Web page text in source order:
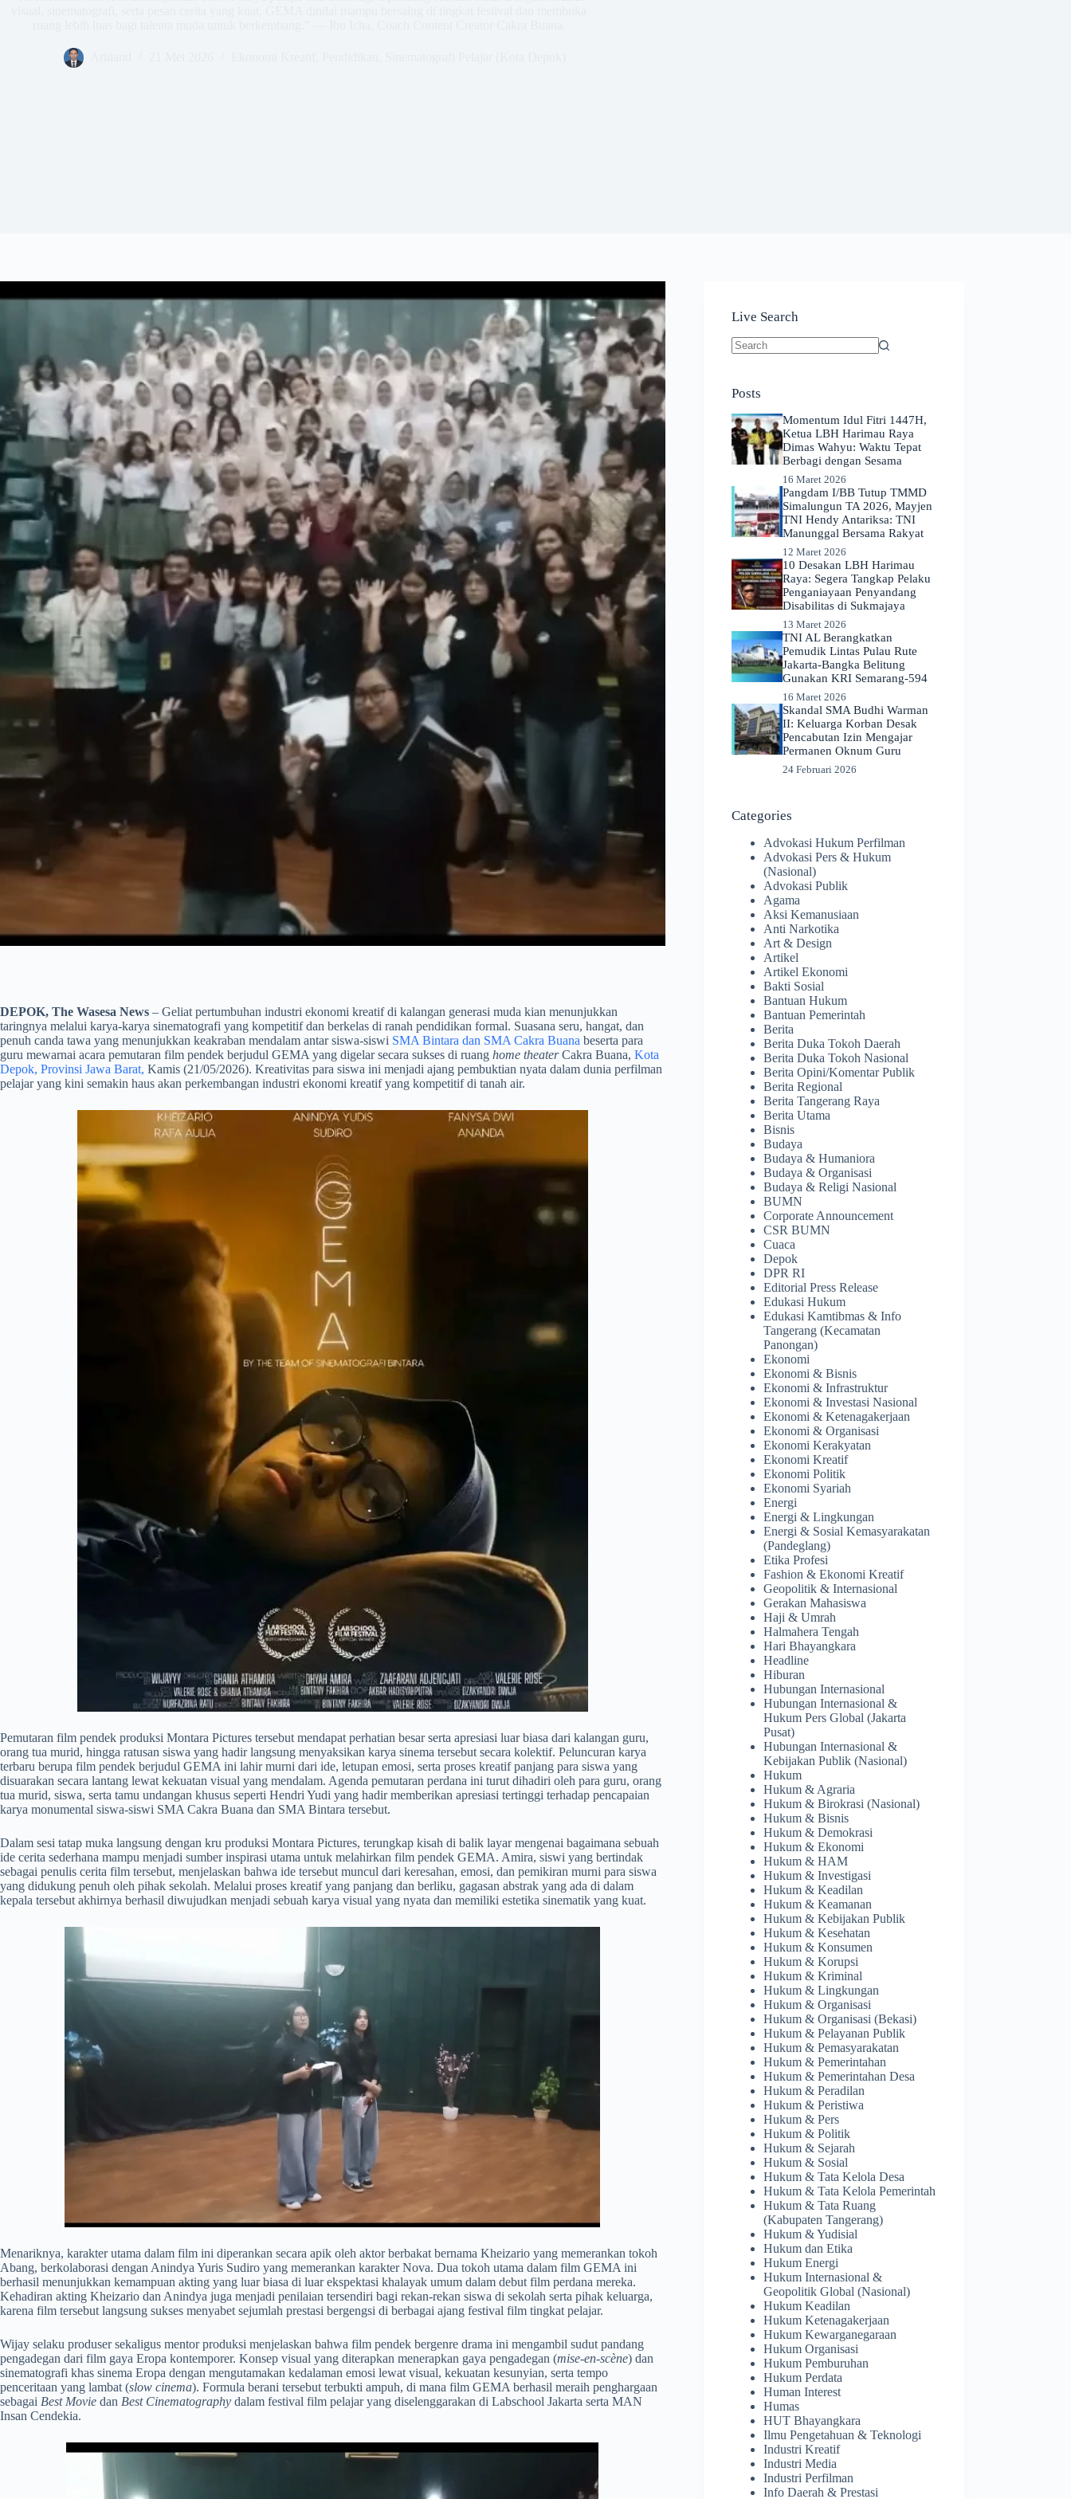
DEPOK, The Wasesa News – Geliat pertumbuhan industri ekonomi kreatif di kalangan generasi muda kian menunjukkan
taringnya melalui karya-karya sinematografi yang kompetitif dan berkelas di ranah pendidikan formal. Suasana seru, hangat, dan
penuh canda tawa yang menunjukkan keakraban mendalam antar siswa-siswi SMA Bintara dan SMA Cakra Buana beserta para
guru mewarnai acara pemutaran film pendek berjudul GEMA yang digelar secara sukses di ruang home theaterCakra Buana, Kota
Depok, Provinsi Jawa Barat, Kamis (21/05/2026). Kreativitas para siswa ini menjadi ajang pembuktian nyata dalam dunia perfilman
pelajar yang kini semakin haus akan perkembangan industri ekonomi kreatif yang kompetitif di tanah air.
​Pemutaran film pendek produksi Montara Pictures tersebut mendapat perhatian besar serta apresiasi luar biasa dari kalangan guru,
orang tua murid, hingga ratusan siswa yang hadir langsung menyaksikan karya sinema tersebut secara kolektif. Peluncuran karya
terbaru berupa film pendek berjudul GEMA ini lahir murni dari ide, letupan emosi, serta proses kreatif panjang para siswa yang
disuarakan secara lantang lewat kekuatan visual yang mendalam. Agenda pemutaran perdana ini turut dihadiri oleh para guru, orang
tua murid, siswa, serta tamu undangan khusus seperti Hendri Yudi yang hadir memberikan apresiasi tertinggi terhadap pencapaian
karya monumental siswa-siswi SMA Cakra Buana dan SMA Bintara tersebut.
​Dalam sesi tatap muka langsung dengan kru produksi Montara Pictures, terungkap kisah di balik layar mengenai bagaimana sebuah
ide cerita sederhana mampu menjadi sumber inspirasi utama untuk melahirkan film pendek GEMA. Amira, siswi yang bertindak
sebagai penulis cerita film tersebut, menjelaskan bahwa ide tersebut muncul dari keresahan, emosi, dan pemikiran murni para siswa
yang didukung penuh oleh pihak sekolah. Melalui proses kreatif yang panjang dan berliku, gagasan abstrak yang ada di dalam
kepala tersebut akhirnya berhasil diwujudkan menjadi sebuah karya visual yang nyata dan memiliki estetika sinematik yang kuat.
​Menariknya, karakter utama dalam film ini diperankan secara apik oleh aktor berbakat bernama Kheizario yang memerankan tokoh
Abang, berkolaborasi dengan Anindya Yuris Sudiro yang memerankan karakter Nova. Dua tokoh utama dalam film GEMA ini
berhasil menunjukkan kemampuan akting yang luar biasa di luar ekspektasi khalayak umum dalam debut film perdana mereka.
Kehadiran akting Kheizario dan Anindya juga menjadi penilaian tersendiri bagi rekan-rekan siswa di sekolah serta pihak keluarga,
karena film tersebut langsung sukses menyabet sejumlah prestasi bergengsi di berbagai ajang festival film tingkat pelajar.
​Wijay selaku produser sekaligus mentor produksi menjelaskan bahwa film pendek bergenre drama ini mengambil sudut pandang
pengadegan dari film gaya Eropa kontemporer. Konsep visual yang diterapkan menerapkan gaya pengadegan (mise-en-scène) dan
sinematografi khas sinema Eropa dengan mengutamakan kedalaman emosi lewat visual, kekuatan kesunyian, serta tempo
penceritaan yang lambat (slow cinema). Formula berani tersebut terbukti ampuh, di mana film GEMA berhasil meraih penghargaan
sebagai Best Movie dan Best Cinematography dalam festival film pelajar yang diselenggarakan di Labschool Jakarta serta MAN
Insan Cendekia.
Live Search
Posts
Momentum Idul Fitri 1447H,
Ketua LBH Harimau Raya
Dimas Wahyu: Waktu Tepat
Berbagi dengan Sesama
16 Maret 2026
Pangdam I/BB Tutup TMMD
Simalungun TA 2026, Mayjen
TNI Hendy Antariksa: TNI
Manunggal Bersama Rakyat
12 Maret 2026
​10 Desakan LBH Harimau
Raya: Segera Tangkap Pelaku
Penganiayaan Penyandang
Disabilitas di Sukmajaya
13 Maret 2026
TNI AL Berangkatkan
Pemudik Lintas Pulau Rute
Jakarta-Bangka Belitung
Gunakan KRI Semarang-594
16 Maret 2026
Skandal SMA Budhi Warman
II: Keluarga Korban Desak
Pencabutan Izin Mengajar
Permanen Oknum Guru
24 Februari 2026
Categories
Advokasi Hukum Perfilman
Advokasi Pers & Hukum
(Nasional)
Advokasi Publik
Agama
Aksi Kemanusiaan
Anti Narkotika
Art & Design
Artikel
Artikel Ekonomi
Bakti Sosial
Bantuan Hukum
Bantuan Pemerintah
Berita
Berita Duka Tokoh Daerah
Berita Duka Tokoh Nasional
Berita Opini/Komentar Publik
Berita Regional
Berita Tangerang Raya
Berita Utama
Bisnis
Budaya
Budaya & Humaniora
Budaya & Organisasi
Budaya & Religi Nasional
BUMN
Corporate Announcement
CSR BUMN
Cuaca
Depok
DPR RI
Editorial Press Release
Edukasi Hukum
Edukasi Kamtibmas & Info
Tangerang (Kecamatan
Panongan)
Ekonomi
Ekonomi & Bisnis
Ekonomi & Infrastruktur
Ekonomi & Investasi Nasional
Ekonomi & Ketenagakerjaan
Ekonomi & Organisasi
Ekonomi Kerakyatan
Ekonomi Kreatif
Ekonomi Politik
Ekonomi Syariah
Energi
Energi & Lingkungan
Energi & Sosial Kemasyarakatan
(Pandeglang)
Etika Profesi
Fashion & Ekonomi Kreatif
Geopolitik & Internasional
Gerakan Mahasiswa
Haji & Umrah
Halmahera Tengah
Hari Bhayangkara
Headline
Hiburan
Hubungan Internasional
Hubungan Internasional &
Hukum Pers Global (Jakarta
Pusat)
Hubungan Internasional &
Kebijakan Publik (Nasional)
Hukum
Hukum & Agraria
Hukum & Birokrasi (Nasional)
Hukum & Bisnis
Hukum & Demokrasi
Hukum & Ekonomi
Hukum & HAM
Hukum & Investigasi
Hukum & Keadilan
Hukum & Keamanan
Hukum & Kebijakan Publik
Hukum & Kesehatan
Hukum & Konsumen
Hukum & Korupsi
Hukum & Kriminal
Hukum & Lingkungan
Hukum & Organisasi
Hukum & Organisasi (Bekasi)
Hukum & Pelayanan Publik
Hukum & Pemasyarakatan
Hukum & Pemerintahan
Hukum & Pemerintahan Desa
Hukum & Peradilan
Hukum & Peristiwa
Hukum & Pers
Hukum & Politik
Hukum & Sejarah
Hukum & Sosial
Hukum & Tata Kelola Desa
Hukum & Tata Kelola Pemerintah
Hukum & Tata Ruang
(Kabupaten Tangerang)
Hukum & Yudisial
Hukum dan Etika
Hukum Energi
Hukum Internasional &
Geopolitik Global (Nasional)
Hukum Keadilan
Hukum Ketenagakerjaan
Hukum Kewarganegaraan
Hukum Organisasi
Hukum Pemburuhan
Hukum Perdata
Human Interest
Humas
HUT Bhayangkara
Ilmu Pengetahuan & Teknologi
Industri Kreatif
Industri Media
Industri Perfilman
Info Daerah & Prestasi